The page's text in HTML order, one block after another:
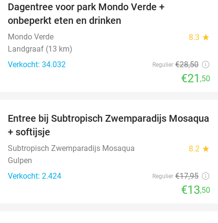
Dagentree voor park Mondo Verde +
onbeperkt eten en drinken
Mondo Verde 8.3 star
Landgraaf (13 km)
Verkocht: 34.032
Regulier €28,50
€21 ,50
25%
Entree bij Subtropisch Zwemparadijs Mosaqua
+ softijsje
Subtropisch Zwemparadijs Mosaqua 8.2 star
Gulpen
Verkocht: 2.424
Regulier €17,95
€13,50